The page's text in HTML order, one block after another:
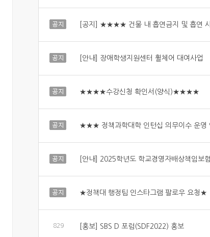
공지 [공지] ★★★★ 건물 내 흡연금지 및 흡연
공지 [안내] 장애학생지원센터 휠체어 대여사업
공지 ★★★★수강신청 확인서(양식)★★★★
공지 ★★★ 정책과학대학 인턴십 의무이수 운
공지 [안내] 2025학년도 학교경영자배상책임보
공지 ★정책대 행정팀 인스타그램 팔로우 요청★
829 [홍보] SBS D 포럼(SDF2022) 홍보